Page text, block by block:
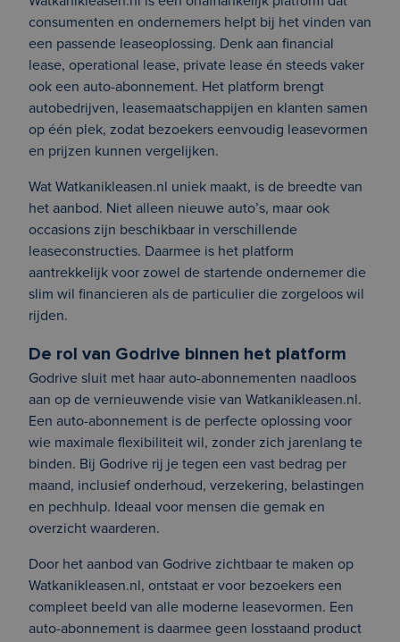
consumenten en ondernemers helpt bij het vinden van
een passende leaseoplossing. Denk aan financial
lease, operational lease, private lease én steeds vaker
ook een auto-abonnement. Het platform brengt
autobedrijven, leasemaatschappijen en klanten samen
op één plek, zodat bezoekers eenvoudig leasevormen
en prijzen kunnen vergelijken.
Wat Watkanikleasen.nl uniek maakt, is de breedte van
het aanbod. Niet alleen nieuwe auto’s, maar ook
occasions zijn beschikbaar in verschillende
leaseconstructies. Daarmee is het platform
aantrekkelijk voor zowel de startende ondernemer die
slim wil financieren als de particulier die zorgeloos wil
rijden.
De rol van Godrive binnen het platform
Godrive sluit met haar auto-abonnementen naadloos
aan op de vernieuwende visie van Watkanikleasen.nl.
Een auto-abonnement is de perfecte oplossing voor
wie maximale flexibiliteit wil, zonder zich jarenlang te
binden. Bij Godrive rij je tegen een vast bedrag per
maand, inclusief onderhoud, verzekering, belastingen
en pechhulp. Ideaal voor mensen die gemak en
overzicht waarderen.
Door het aanbod van Godrive zichtbaar te maken op
Watkanikleasen.nl, ontstaat er voor bezoekers een
compleet beeld van alle moderne leasevormen. Een
auto-abonnement is daarmee geen losstaand product